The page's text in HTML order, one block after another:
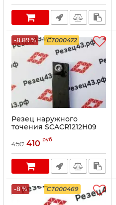
-8.89 % CT000472
Резец наружного
точения SCACR1212H09
450 410 руб
-8 % CT000469